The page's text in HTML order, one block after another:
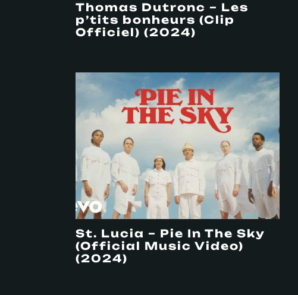
Thomas Dutronc – Les
p’tits bonheurs (Clip
Officiel) (2024)
St. Lucia – Pie In The Sky
(Official Music Video)
(2024)